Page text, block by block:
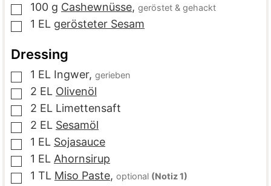
▢
100 g Cashewnüsse, geröstet & gehackt
▢
1 EL gerösteter Sesam
Dressing
▢
1 EL Ingwer, gerieben
▢
2 EL Olivenöl
▢
2 EL Limettensaft
▢
2 EL Sesamöl
▢
1 EL Sojasauce
▢
1 EL Ahornsirup
▢
1 TL Miso Paste, optional (Notiz 1)